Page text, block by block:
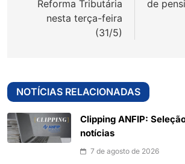
Reforma Tributária
nesta terça-feira
(31/5)
de
NOTÍCIAS RELACIONADAS
Clipping ANFIP:
notícias
7 de agosto de 2026